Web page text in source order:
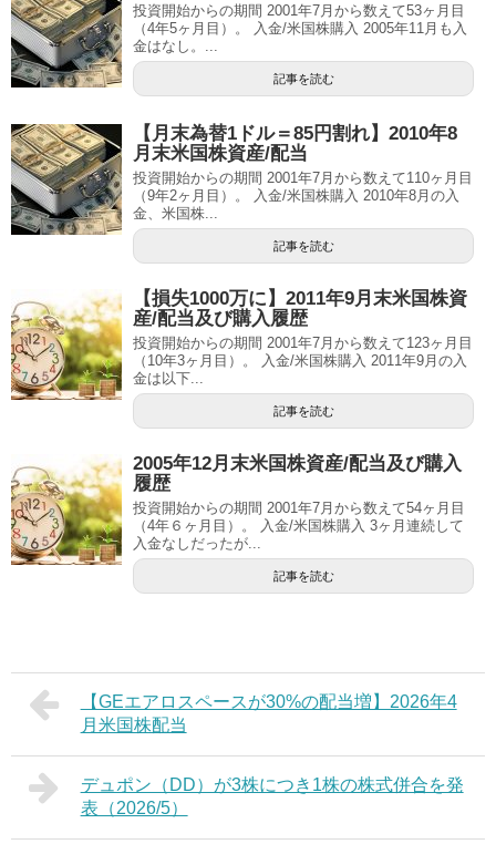
投資開始からの期間 2001年7月から数えて53ヶ月目
（4年5ヶ月目）。 入金/米国株購入 2005年11月も入
金はなし。...
記事を読む
【月末為替1ドル＝85円割れ】2010年8
月末米国株資産/配当
投資開始からの期間 2001年7月から数えて110ヶ月目
（9年2ヶ月目）。 入金/米国株購入 2010年8月の入
金、米国株...
記事を読む
【損失1000万に】2011年9月末米国株資
産/配当及び購入履歴
投資開始からの期間 2001年7月から数えて123ヶ月目
（10年3ヶ月目）。 入金/米国株購入 2011年9月の入
金は以下...
記事を読む
2005年12月末米国株資産/配当及び購入
履歴
投資開始からの期間 2001年7月から数えて54ヶ月目
（4年６ヶ月目）。 入金/米国株購入 3ヶ月連続して
入金なしだったが...
記事を読む
【GEエアロスペースが30%の配当増】2026年4
月米国株配当
デュポン（DD）が3株につき1株の株式併合を発
表（2026/5）